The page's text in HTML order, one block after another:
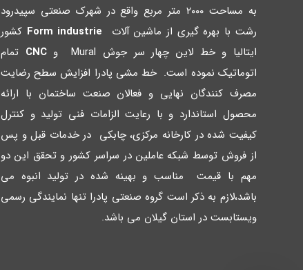
به مساحت ۲۰۰۰ متر مربع واقع در شهرك صنعتی سپیدرود
رشت با بهره گیري از ماشین آلات Form industrie کشور
ایتالیا و خط لاین چهار سر جوش Mural و
CNC تمام
اتوماتیک نموده است. خط مشی پادرا افزایش سطح رضایت
مصرف کنندگان نهایی و فعالان صنعت ساختمان با ارائه
محصول استاندارد و با رعایت الزامات فنی تولید و کنترل
کیفیت شده در کارخانه مرکزي، چابکی در خدمات قبل و پس
از فروش توسط شبکه عاملین در سراسر کشور و تحقق این دو
مهم با قیمت مناسب و بهینه شده در تولید انبوه می
باشد،لازم به ذکر است گروه صنعتی پادرا تنها نمایندگی رسمی
ویستابست در استان گیلان می باشد.